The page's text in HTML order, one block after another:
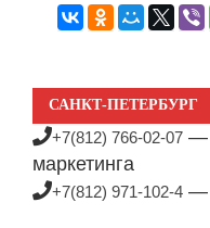
САНКТ-ПЕТЕРБУРГ
+7(812) 766-02-07 —
маркетинга
+7(812) 971-102-4 —